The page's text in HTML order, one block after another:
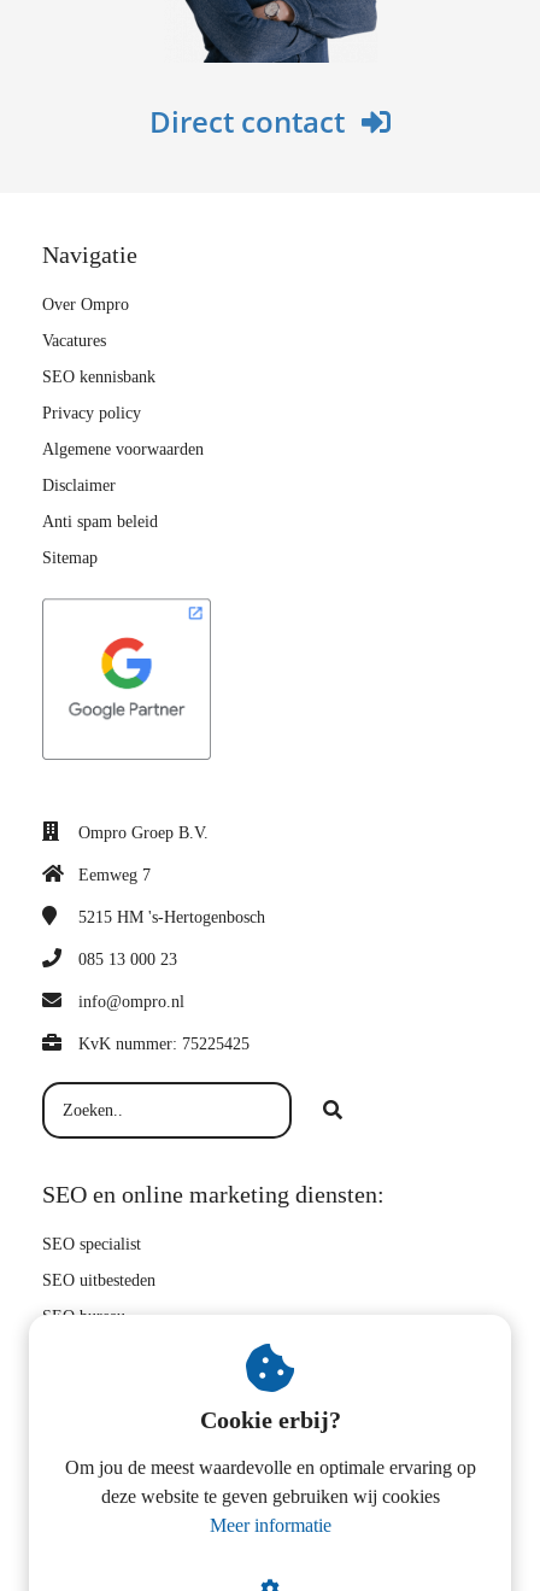
Direct contact
Navigatie
Over Ompro
Vacatures
SEO kennisbank
Privacy policy
Algemene voorwaarden
Disclaimer
Anti spam beleid
Sitemap
Ompro Groep B.V.
Eemweg 7
5215 HM 's-Hertogenbosch
085 13 000 23
info@ompro.nl
KvK nummer: 75225425
SEO en online marketing diensten:
SEO specialist
SEO uitbesteden
SEO bureau
Zoekwoorden onderzoek
Linkbuilding uitbesteden
SEO tips
Cookie erbij?
Om jou de meest waardevolle en optimale ervaring op
deze website te geven gebruiken wij cookies
Meer informatie